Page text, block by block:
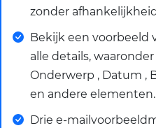
zonder
Bekijk een voorbeeld
alle details, waaronder
Onderwerp , Datum ,
en andere elementen.
Drie e-